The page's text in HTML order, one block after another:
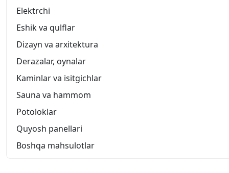
Elektrchi
Eshik va qulflar
Dizayn va arxitektura
Derazalar, oynalar
Kaminlar va isitgichlar
Sauna va hammom
Potoloklar
Quyosh panellari
Boshqa mahsulotlar